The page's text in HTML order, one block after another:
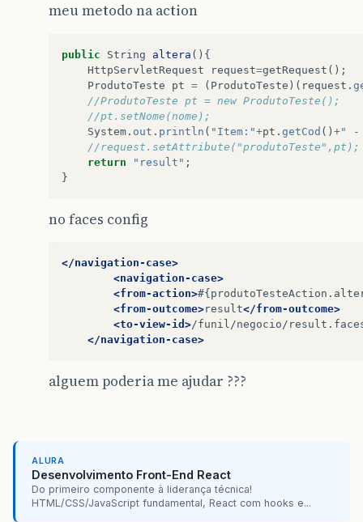
meu metodo na action
public String altera (){
HttpServletRequest
request=getRequest ();
ProdutoTeste
pt = ( ProdutoTeste )( request .
//ProdutoTeste pt = new ProdutoTeste();
//pt.setNome(nome);
System . out . println ( "Item:"+pt . getCod () +" -
//request.setAttribute("produtoTeste",pt);
return
"result" ;
}
no faces config
</navigation-case>
<navigation-case>
<from-action>
<from-outcome>result</from-outcome>
<to-view-id>/funil/negocio/
</navigation-case>
alguem poderia me ajudar ???
ALURA
Desenvolvimento Front-End React
Do primeiro componente à liderança técnica!
HTML/CSS/JavaScript fundamental, React com hooks e...